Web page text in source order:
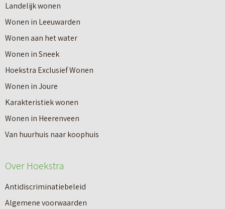
r
I
n
8
s
t
a
p
p
n
n
a
o
v
e
r
V
a
n
n
e
Landelijk wonen
Wonen in Leeuwarden
Wonen aan het water
Wonen in Sneek
Hoekstra Exclusief Wonen
Wonen in Joure
Karakteristiek wonen
Wonen in Heerenveen
Van huurhuis naar koophuis
Over Hoekstra
Antidiscriminatiebeleid
Algemene voorwaarden